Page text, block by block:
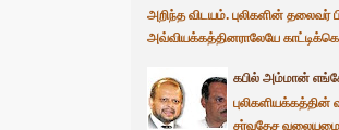
அறிந்த விடயம். புலிகளின் தலைவர்
அவ்வியக்கத்தினராலேயே
கபில் அம்மான்
சர்வதேச